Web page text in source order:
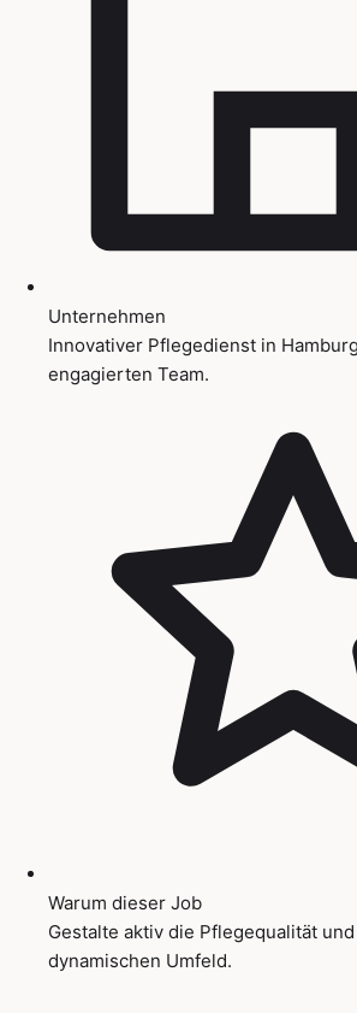
Unternehmen
Innovativer Pflegedienst in
engagierten Team.
Warum dieser Job
Gestalte aktiv die Pflegequalität
dynamischen Umfeld.